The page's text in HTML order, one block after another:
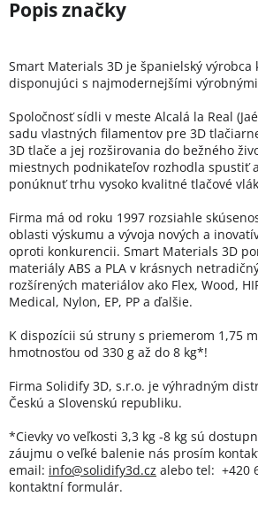
Smart Materials 3D je španielský
disponujúci s najmodernejšími
Spoločnosť sídli v meste Alcalá la Real
sadu vlastných filamentov pre 3D
3D tlače a jej rozširovania do bežného
miestnych podnikateľov rozhodla spustiť
ponúknuť trhu vysoko kvalitné tlačové
Firma má od roku 1997 rozsiahle
oblasti výskumu a vývoja nových a
oproti konkurencii. Smart Materials 3D
materiály ABS a PLA v krásnych
rozšírených materiálov ako Flex, Wood,
Medical, Nylon, EP, PP a ďalšie.
K dispozícii sú struny s priemerom 1,75
hmotnosťou od 330 g až do 8 kg*!
Firma Solidify 3D, s.r.o. je výhradným
Českú a Slovenskú republiku.
*Cievky vo veľkosti 3,3 kg -8 kg sú
záujmu o veľké balenie nás prosím
email: info@solidify3d.cz alebo tel: +420
kontaktní formulár.